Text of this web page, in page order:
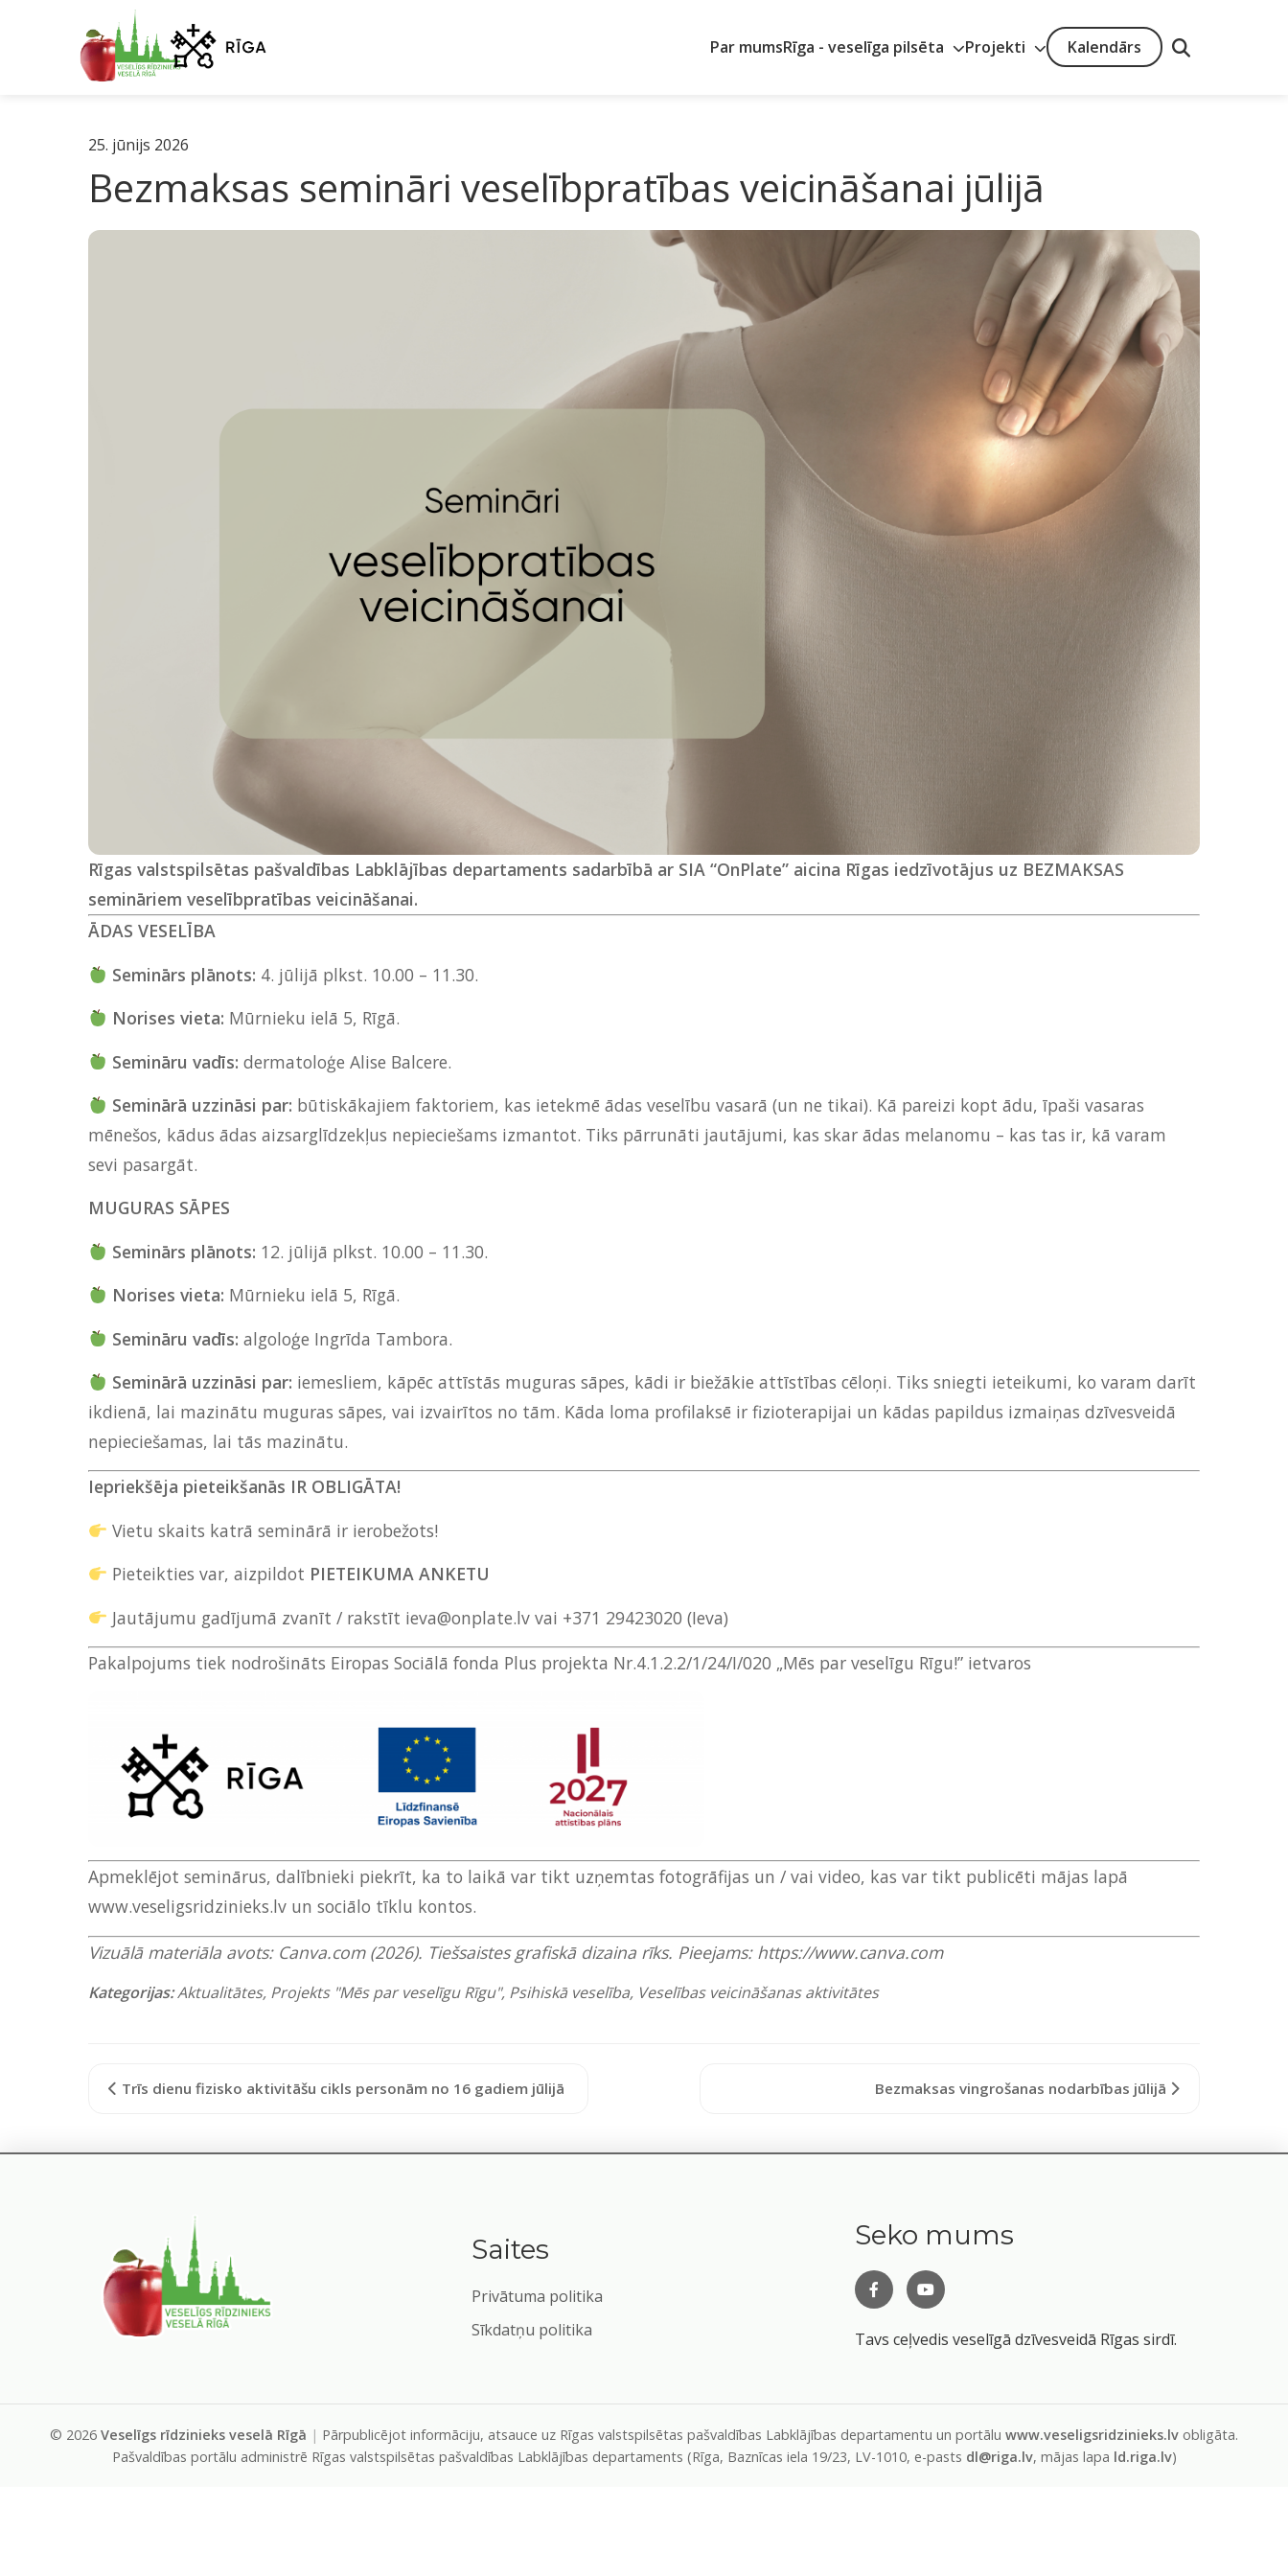
Par mumsRīga - veselīga pilsēta Projekti Kalendārs
25. jūnijs 2026
Bezmaksas semināri veselībpratības veicināšanai jūlijā
Rīgas valstspilsētas pašvaldības Labklājības departaments sadarbībā ar SIA “OnPlate” aicina Rīgas iedzīvotājus uz BEZMAKSAS
semināriem veselībpratības veicināšanai.
ĀDAS VESELĪBA
Seminārs plānots: 4. jūlijā plkst. 10.00 – 11.30.
Norises vieta: Mūrnieku ielā 5, Rīgā.
Semināru vadīs:dermatoloģe Alise Balcere.
Seminārā uzzināsi par: būtiskākajiem faktoriem, kas ietekmē ādas veselību vasarā (un ne tikai). Kā pareizi kopt ādu, īpaši vasaras
mēnešos, kādus ādas aizsarglīdzekļus nepieciešams izmantot. Tiks pārrunāti jautājumi, kas skar ādas melanomu – kas tas ir, kā varam
sevi pasargāt.
MUGURAS SĀPES
Seminārs plānots: 12. jūlijā plkst. 10.00 – 11.30.
Norises vieta: Mūrnieku ielā 5, Rīgā.
Semināru vadīs:algoloģe Ingrīda Tambora.
Seminārā uzzināsi par: iemesliem, kāpēc attīstās muguras sāpes, kādi ir biežākie attīstības cēloņi. Tiks sniegti ieteikumi, ko varam darīt
ikdienā, lai mazinātu muguras sāpes, vai izvairītos no tām. Kāda loma profilaksē ir fizioterapijai un kādas papildus izmaiņas dzīvesveidā
nepieciešamas, lai tās mazinātu.
Iepriekšēja pieteikšanās IR OBLIGĀTA!
Vietu skaits katrā seminārā ir ierobežots!
Pieteikties var, aizpildot PIETEIKUMA ANKETU
Jautājumu gadījumā zvanīt / rakstīt ieva@onplate.lv vai +371 29423020 (Ieva)
Pakalpojums tiek nodrošināts Eiropas Sociālā fonda Plus projekta Nr.4.1.2.2/1/24/I/020 „Mēs par veselīgu Rīgu!” ietvaros
Apmeklējot seminārus, dalībnieki piekrīt, ka to laikā var tikt uzņemtas fotogrāfijas un / vai video, kas var tikt publicēti mājas lapā
www.veseligsridzinieks.lv un sociālo tīklu kontos.
Vizuālā materiāla avots: Canva.com (2026). Tiešsaistes grafiskā dizaina rīks. Pieejams: https://www.canva.com
Kategorijas:Aktualitātes, Projekts "Mēs par veselīgu Rīgu", Psihiskā veselība, Veselības veicināšanas aktivitātes
Trīs dienu fizisko aktivitāšu cikls personām no 16 gadiem jūlijā Bezmaksas vingrošanas nodarbības jūlijā
Saites
Privātuma politika
Sīkdatņu politika
Seko mums
Tavs ceļvedis veselīgā dzīvesveidā Rīgas sirdī.
© 2026 Veselīgs rīdzinieks veselā Rīgā | Pārpublicējot informāciju, atsauce uz Rīgas valstspilsētas pašvaldības Labklājības departamentu un portālu www.veseligsridzinieks.lv obligāta.
Pašvaldības portālu administrē Rīgas valstspilsētas pašvaldības Labklājības departaments (Rīga, Baznīcas iela 19/23, LV-1010, e-pasts dl@riga.lv, mājas lapa ld.riga.lv)